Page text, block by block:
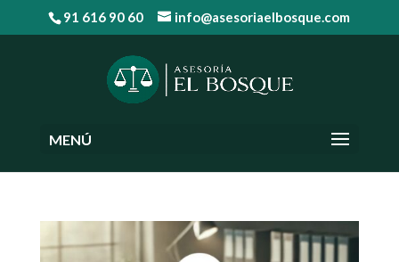
91 616 90 60 info@asesoriaelbosque.com